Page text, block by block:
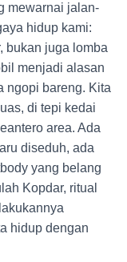
mewarnai jalan-
hidup kami:
bukan juga lomba
menjadi alasan
ngopi bareng. Kita
di tepi kedai
area. Ada
diseduh, ada
yang belang
Kopdar, ritual
hidup dengan